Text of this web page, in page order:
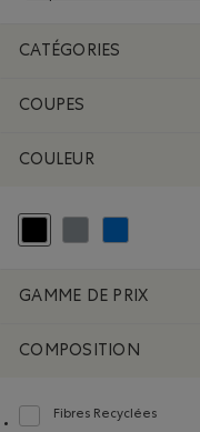
CATÉGORIES
COUPES
COULEUR
Choisir Classé selon Couleur :
Classer selon Couleur :
Classer selon
GAMME DE PRIX
COMPOSITION
Fibres Recyclées
Classer selon Composition :